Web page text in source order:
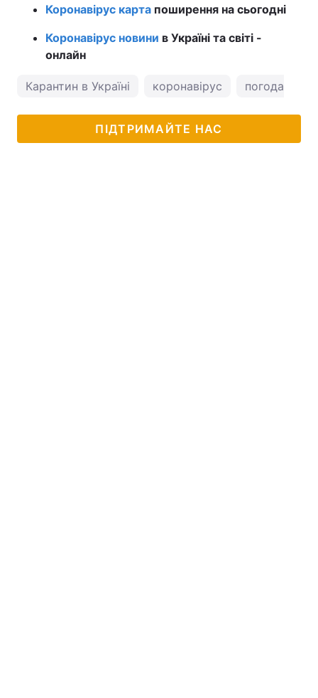
Коронавірус карта поширення на сьогодні
Коронавірус новини в Україні та світі -
онлайн
Карантин в Україні коронавірус погода в
ПІДТРИМАЙТЕ НАС